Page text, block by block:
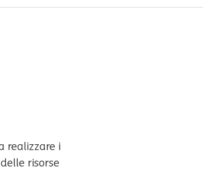
realizzare i
risorse